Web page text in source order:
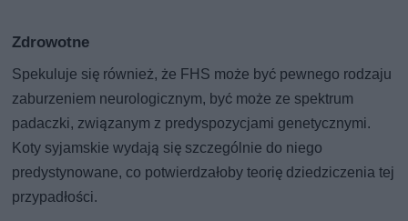
Zdrowotne
Spekuluje się również, że FHS może być pewnego rodzaju
zaburzeniem neurologicznym, być może ze spektrum
padaczki, związanym z predyspozycjami genetycznymi.
Koty syjamskie wydają się szczególnie do niego
predystynowane, co potwierdzałoby teorię dziedziczenia tej
przypadłości.